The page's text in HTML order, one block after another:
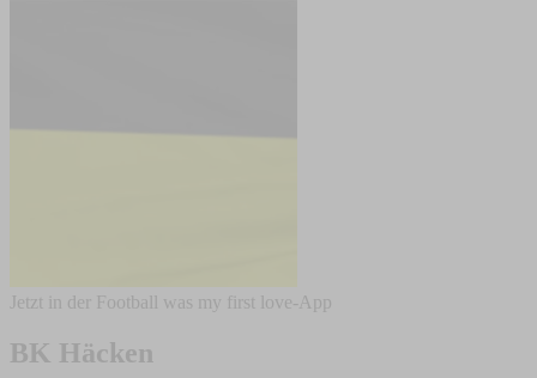
Jetzt in der Football was my first love-App
BK Häcken